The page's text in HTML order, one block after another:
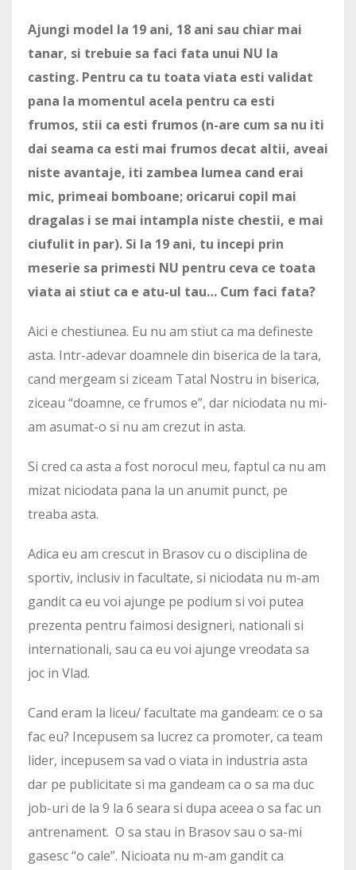
Ajungi model la 19 ani, 18 ani sau chiar mai
tanar, si trebuie sa faci fata unui NU la
casting. Pentru ca tu toata viata esti validat
pana la momentul acela pentru ca esti
frumos, stii ca esti frumos (n-are cum sa nu iti
dai seama ca esti mai frumos decat altii, aveai
niste avantaje, iti zambea lumea cand erai
mic, primeai bomboane; oricarui copil mai
dragalas i se mai intampla niste chestii, e mai
ciufulit in par). Si la 19 ani, tu incepi prin
meserie sa primesti NU pentru ceva ce toata
viata ai stiut ca e atu-ul tau… Cum faci fata?
Aici e chestiunea. Eu nu am stiut ca ma defineste
asta. Intr-adevar doamnele din biserica de la tara,
cand mergeam si ziceam Tatal Nostru in biserica,
ziceau “doamne, ce frumos e”, dar niciodata nu mi-
am asumat-o si nu am crezut in asta.
Si cred ca asta a fost norocul meu, faptul ca nu am
mizat niciodata pana la un anumit punct, pe
treaba asta.
Adica eu am crescut in Brasov cu o disciplina de
sportiv, inclusiv in facultate, si niciodata nu m-am
gandit ca eu voi ajunge pe podium si voi putea
prezenta pentru faimosi designeri, nationali si
internationali, sau ca eu voi ajunge vreodata sa
joc in Vlad.
Cand eram la liceu/ facultate ma gandeam: ce o sa
fac eu? Incepusem sa lucrez ca promoter, ca team
lider, incepusem sa vad o viata in industria asta
dar pe publicitate si ma gandeam ca o sa ma duc
job-uri de la 9 la 6 seara si dupa aceea o sa fac un
antrenament. O sa stau in Brasov sau o sa-mi
gasesc “o cale”. Nicioata nu m-am gandit ca